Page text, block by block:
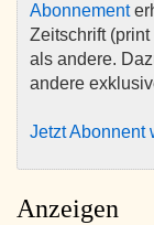
Abonnement
Zeitschrift
als andere.
andere
Jetzt Abonnent
Anzeigen